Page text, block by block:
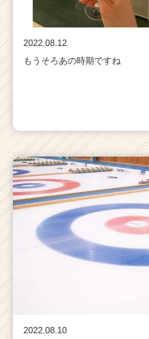
2022.08.12
もうそろあの時期ですね
2022.08.10